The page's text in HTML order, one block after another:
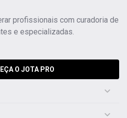
profissionais com curadoria de
e especializadas.
O JOTA PRO